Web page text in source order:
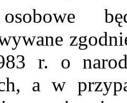
r. o
a w